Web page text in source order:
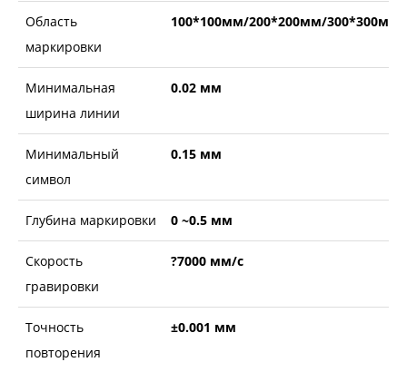
Область
маркировки
100*100мм/200*200мм/300*300мм
Минимальная
ширина линии
0.02 мм
Минимальный
символ
0.15 мм
Глубина маркировки 0 ~0.5 мм
Скорость
гравировки
?7000 мм/с
Точность
повторения
±0.001 мм